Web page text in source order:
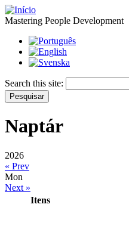
Mastering People Development
Search this site:
Naptár
2026
« Prev
Mon
Next »
Itens